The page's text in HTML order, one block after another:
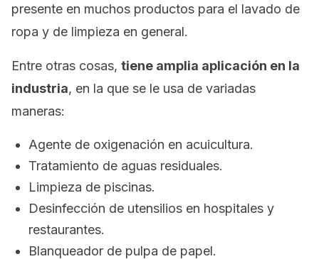
presente en muchos productos para el lavado de
ropa y de limpieza en general.
Entre otras cosas, tiene amplia aplicación en la
industria, en la que se le usa de variadas
maneras:
Agente de oxigenación en acuicultura.
Tratamiento de aguas residuales.
Limpieza de piscinas.
Desinfección de utensilios en hospitales y
restaurantes.
Blanqueador de pulpa de papel.